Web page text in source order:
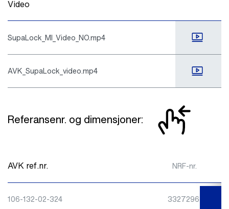
Video
SupaLock_MI_Video_NO.mp4
AVK_SupaLock_video.mp4
Referansenr. og dimensjoner:
AVK ref.nr. NRF-nr.
106-132-02-324 3327296